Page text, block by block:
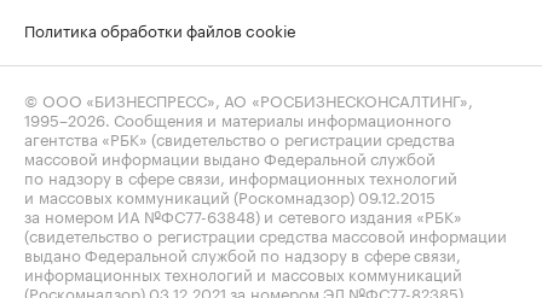
Политика обработки файлов cookie
© ООО «БИЗНЕСПРЕСС», АО «РОСБИЗНЕСКОНСАЛТИНГ»,
1995–2026 . Сообщения и материалы информационного
агентства «РБК» (свидетельство о регистрации средства
массовой информации выдано Федеральной службой
по надзору в сфере связи, информационных технологий
и массовых коммуникаций (Роскомнадзор) 09.12.2015
за номером ИА №ФС77-63848) и сетевого издания «РБК»
(свидетельство о регистрации средства массовой информации
выдано Федеральной службой по надзору в сфере связи,
информационных технологий и массовых коммуникаций
(Роскомнадзор) 03.12.2021 за номером ЭЛ №ФС77-82385)